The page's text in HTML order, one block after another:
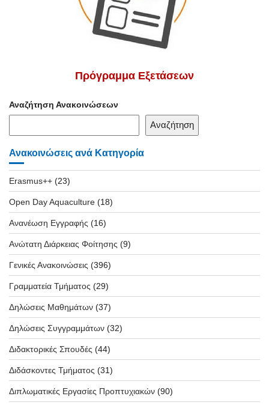
Πρόγραμμα Εξετάσεων
Αναζήτηση Ανακοινώσεων
Αναζήτηση
Ανακοινώσεις ανά Κατηγορία
Erasmus++ (23)
Open Day Aquaculture (18)
Ανανέωση Εγγραφής (16)
Ανώτατη Διάρκειας Φοίτησης (9)
Γενικές Ανακοινώσεις (396)
Γραμματεία Τμήματος (29)
Δηλώσεις Μαθημάτων (37)
Δηλώσεις Συγγραμμάτων (32)
Διδακτορικές Σπουδές (44)
Διδάσκοντες Τμήματος (31)
Διπλωματικές Εργασίες Προπτυχιακών (90)